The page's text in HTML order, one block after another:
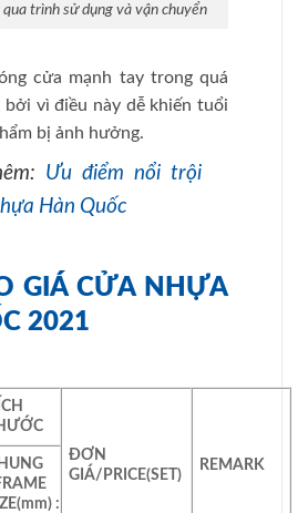
trình sử dụng và vận chuyển
cửa mạnh tay trong quá
vì điều này dễ khiến tuổi
bị ảnh hưởng.
Ưu điểm nổi trội
Hàn Quốc
GIÁ CỬA NHỰA
2021
ĐƠN
GIÁ/PRICE(SET)
REMARK
: